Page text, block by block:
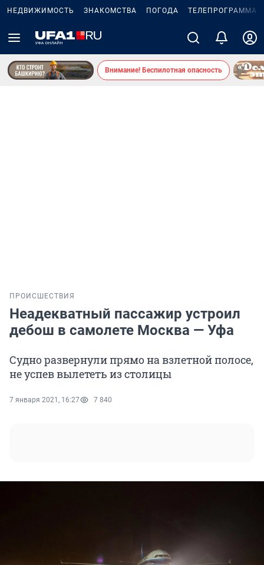
НЕДВИЖИМОСТЬ ЗНАКОМСТВА ПОГОДА ТЕЛЕПРОГРАММА
Внимание! Беспилотная опасность
ПРОИСШЕСТВИЯ
Неадекватный пассажир устроил
дебош в самолете Москва — Уфа
Судно развернули прямо на взлетной полосе,
не успев вылететь из столицы
7 января 2021, 16:27 7 840